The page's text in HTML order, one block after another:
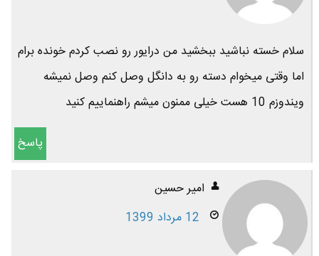
سلام خسته نباشید ببخشید من درایور رو نصب کردم خونده برام
اما وقتی میخوام دسته رو به دانگل وصل کنم وصل نمیشه
ویندوزم 10 هست خیلی ممنون میشم راهنماییم کنید
پاسخ
امیر حسین
12 مرداد 1399